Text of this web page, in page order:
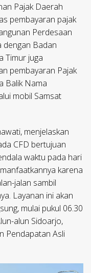
Pajak Daerah
pembayaran pajak
Perdesaan
dengan Badan
Timur juga
pembayaran Pajak
Balik Nama
mobil Samsat
menjelaskan
CFD bertujuan
waktu pada hari
karena
jalan sambil
Layanan ini akan
mulai pukul 06.30
alun Sidoarjo,
Pendapatan Asli